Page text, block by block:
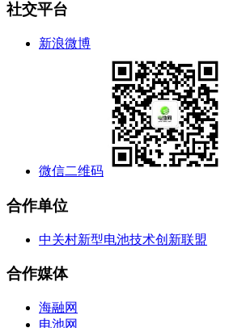
社交平台
新浪微博
微信二维码
合作单位
中关村新型电池技术创新联盟
合作媒体
海融网
电池网